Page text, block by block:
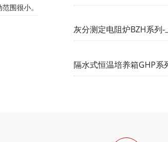
围很小‌。
灰分测定电阻炉BZH系列
隔水式恒温培养箱GHP